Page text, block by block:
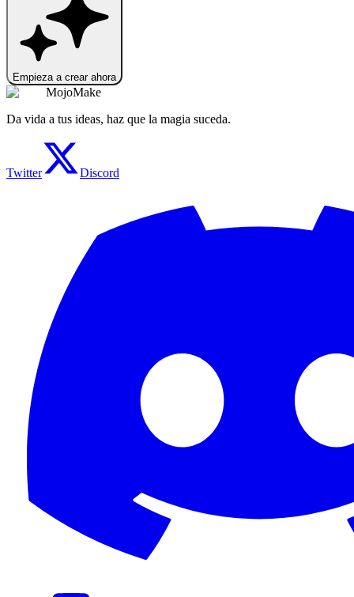
Empieza a crear ahora
MojoMake
Da vida a tus ideas, haz que la magia suceda.
Twitter Discord